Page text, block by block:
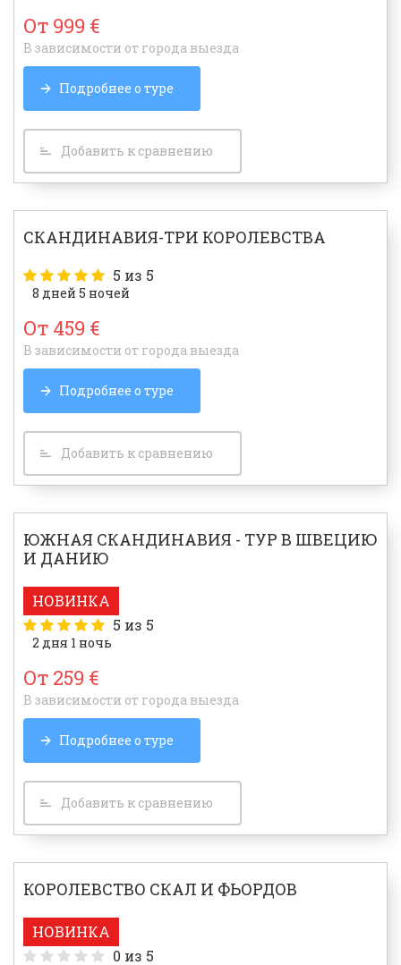
От 999 €
В зависимости от города выезда
Подробнее о туре
Добавить к сравнению
СКАНДИНАВИЯ-ТРИ КОРОЛЕВСТВА
5 из 5
8 дней 5 ночей
От 459 €
В зависимости от города выезда
Подробнее о туре
Добавить к сравнению
ЮЖНАЯ СКАНДИНАВИЯ - ТУР В ШВЕЦИЮ
И ДАНИЮ
НОВИНКА
5 из 5
2 дня 1 ночь
От 259 €
В зависимости от города выезда
Подробнее о туре
Добавить к сравнению
КОРОЛЕВСТВО СКАЛ И ФЬОРДОВ
НОВИНКА
0 из 5